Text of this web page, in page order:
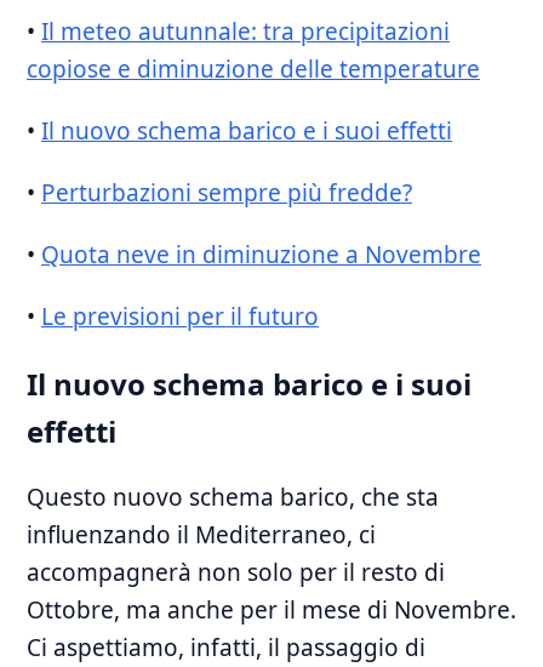
• Il meteo autunnale:⁤ tra precipitazioni
copiose e diminuzione delle temperature
• Il nuovo schema barico e ‍i suoi effetti
• Perturbazioni sempre più fredde?
• Quota neve in diminuzione⁢ a⁢ Novembre
• Le previsioni per il futuro
Il nuovo schema barico e ‍i suoi
effetti
Questo nuovo schema barico, che sta
influenzando il Mediterraneo, ci
accompagnerà non ‌solo per il resto ‍di
Ottobre, ma anche per il mese di⁢ Novembre.
Ci aspettiamo,‍ infatti, il passaggio di